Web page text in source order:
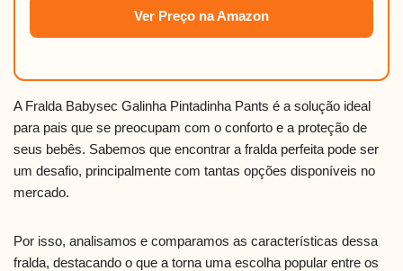
Ver Preço na Amazon
A Fralda Babysec Galinha Pintadinha Pants é a solução ideal
para pais que se preocupam com o conforto e a proteção de
seus bebês. Sabemos que encontrar a fralda perfeita pode ser
um desafio, principalmente com tantas opções disponíveis no
mercado.
Por isso, analisamos e comparamos as características dessa
fralda, destacando o que a torna uma escolha popular entre os